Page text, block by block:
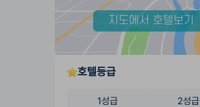
지도에서 호텔보기
호텔등급
1성급 2성급